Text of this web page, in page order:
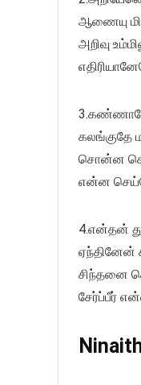
ஆணையு
அறிவு
3.கண்ணாலே
கலங்குதே
சொன்ன
என்ன
4.என்தன்
ஏந்தினேன்
சிந்தனை
சேர்ப்பீர்